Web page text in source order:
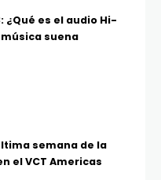
¿Qué es el audio Hi-
suena
semana de la
el VCT Americas